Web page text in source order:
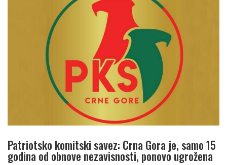
Patriotsko komitski savez: Crna Gora je, samo 15
godina od obnove nezavisnosti, ponovo ugrožena